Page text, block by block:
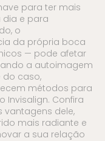
para ter mais
dia e para
o
da própria boca
— pode afetar
a autoimagem
do caso,
métodos para
Invisalign. Confira
vantagens dele,
mais radiante e
a sua relação